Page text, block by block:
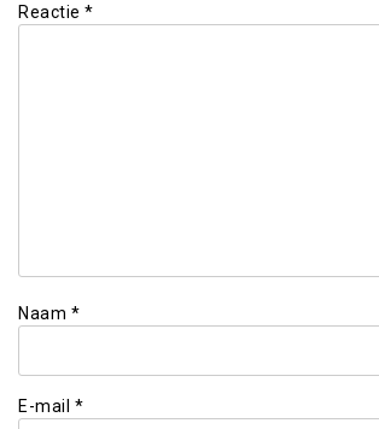
Reactie *
Naam *
E-mail *